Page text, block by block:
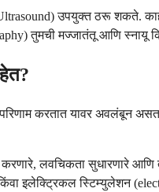
उपयुक्त ठरू शकते.
तुमची मज्जातंतू आणि स्नायू
परिणाम करतात यावर
लवचिकता सुधारणारे
इलेक्ट्रिकल स्टिम्युलेशन